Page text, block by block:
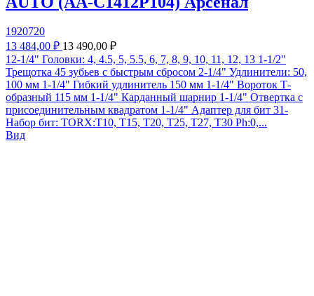
1920720
13 484,00 ₽ 13 490,00 ₽
12-1/4" Головки: 4, 4.5, 5, 5.5, 6, 7, 8, 9, 10, 11, 12, 13 1-1/2"
Трещотка 45 зубьев с быстрым сбросом 2-1/4" Удлинители: 50,
100 мм 1-1/4" Гибкий удлинитель 150 мм 1-1/4" Вороток Т-
образный 115 мм 1-1/4" Карданный шарнир 1-1/4" Отвертка с
присоединительным квадратом 1-1/4" Адаптер для бит 31-
Набор бит: TORX:T10, T15, T20, T25, T27, T30 Ph:0,...
Вид